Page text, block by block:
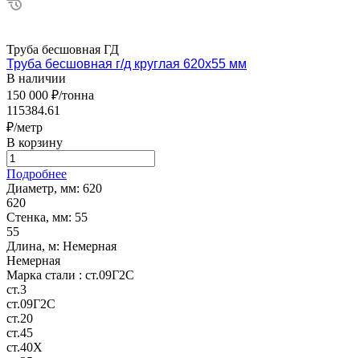
Труба бесшовная ГД
Труба бесшовная г/д круглая 620х55 мм
В наличии
150 000 ₽/тонна
115384.61
₽/метр
В корзину
Подробнее
Диаметр, мм: 620
620
Стенка, мм: 55
55
Длина, м: Немерная
Немерная
Марка стали : ст.09Г2С
ст.3
ст.09Г2С
ст.20
ст.45
ст.40Х